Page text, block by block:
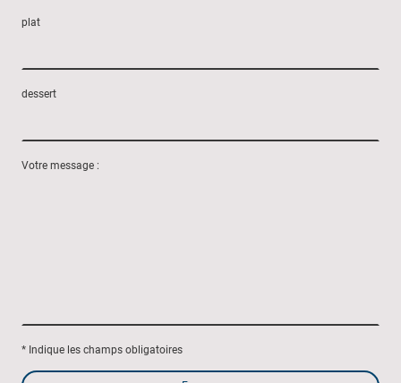
plat
dessert
Votre message :
* Indique les champs obligatoires